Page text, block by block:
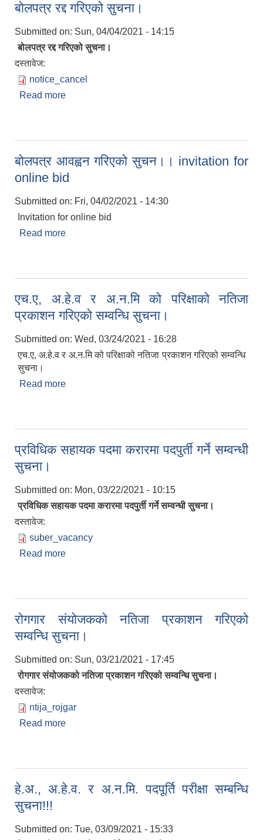
बोलपत्र रद्द गरिएको सुचना।
Submitted on: Sun, 04/04/2021 - 14:15
बोलपत्र रद्द गरिएको सुचना।
दस्तावेज:
notice_cancel
Read more
बोलपत्र आवह्वन गरिएको सुचन।। invitation for
online bid
Submitted on: Fri, 04/02/2021 - 14:30
Invitation for online bid
Read more
एच.ए, अ.हे.व र अ.न.मि को परिक्षाको नतिजा
प्रकाशन गरिएको सम्वन्धि सुचना।
Submitted on: Wed, 03/24/2021 - 16:28
एच.ए, अ.हे.व र अ.न.मि को परिक्षाको नतिजा प्रकाशन गरिएको सम्वन्धि
सुचना।
Read more
प्रविधिक सहायक पदमा करारमा पदपुर्ती गर्ने सम्वन्धी
सुचना।
Submitted on: Mon, 03/22/2021 - 10:15
प्रविधिक सहायक पदमा करारमा पदपुर्ती गर्ने सम्वन्धी सुचना।
दस्तावेज:
suber_vacancy
Read more
रोगगार संयोजकको नतिजा प्रकाशन गरिएको
सम्वन्धि सुचना।
Submitted on: Sun, 03/21/2021 - 17:45
रोगगार संयोजकको नतिजा प्रकाशन गरिएको सम्वन्धि सुचना।
दस्तावेज:
ntija_rojgar
Read more
हे.अ., अ.हे.व. र अ.न.मि. पदपूर्ति परीक्षा सम्बन्धि
सुचना!!!
Submitted on: Tue, 03/09/2021 - 15:33